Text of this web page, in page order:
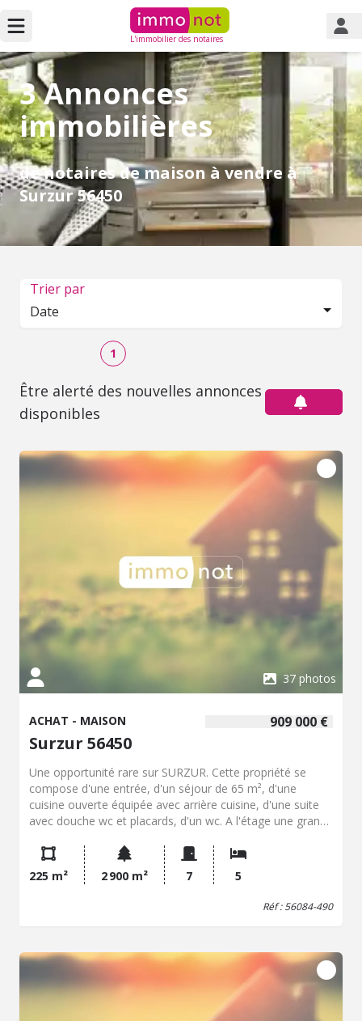
L'immobilier des notaires
3 Annonces
immobilières
de notaires de maison à vendre à
Surzur 56450
Trier par
Date
1
Être alerté des nouvelles annonces
disponibles
37 photos
909 000 €
ACHAT - MAISON
Surzur 56450
Une opportunité rare sur SURZUR. Cette propriété se
compose d'une entrée, d'un séjour de 65 m², d'une
cuisine ouverte équipée avec arrière cuisine, d'une suite
avec douche wc et placards, d'un wc. A l'étage une grande
en attente, une salle d'eau et un wc. Garage. Carport non
attenant (2 voitures). Parcelle de 2 800 m² environ
constructible. Confort et calme assurés.
225 m² 2 900 m² 7 5
Réf : 56084-490